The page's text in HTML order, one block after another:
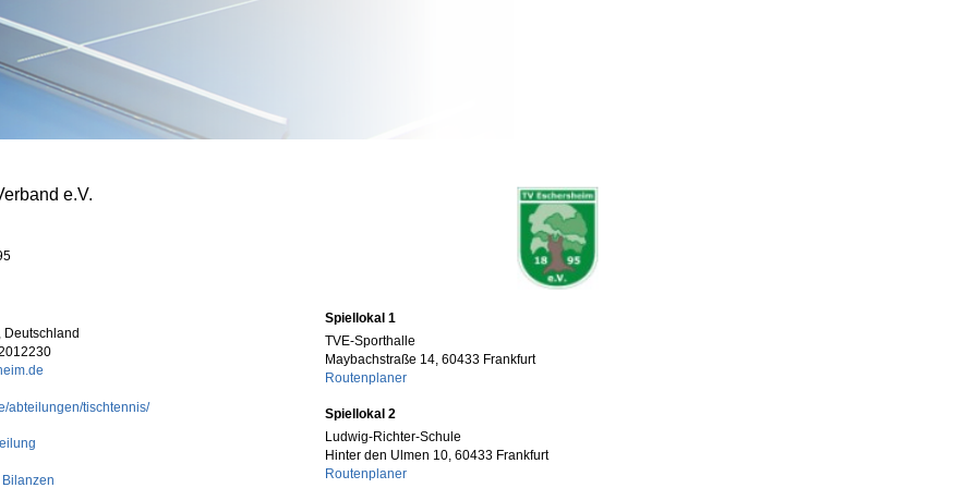
e.V.
Deutschland
abteilungen/tischtennis/
Spiellokal 1
TVE-Sporthalle
Maybachstraße 14, 60433 Frankfurt
Routenplaner
Spiellokal 2
Ludwig-Richter-Schule
Hinter den Ulmen 10, 60433 Frankfurt
Routenplaner